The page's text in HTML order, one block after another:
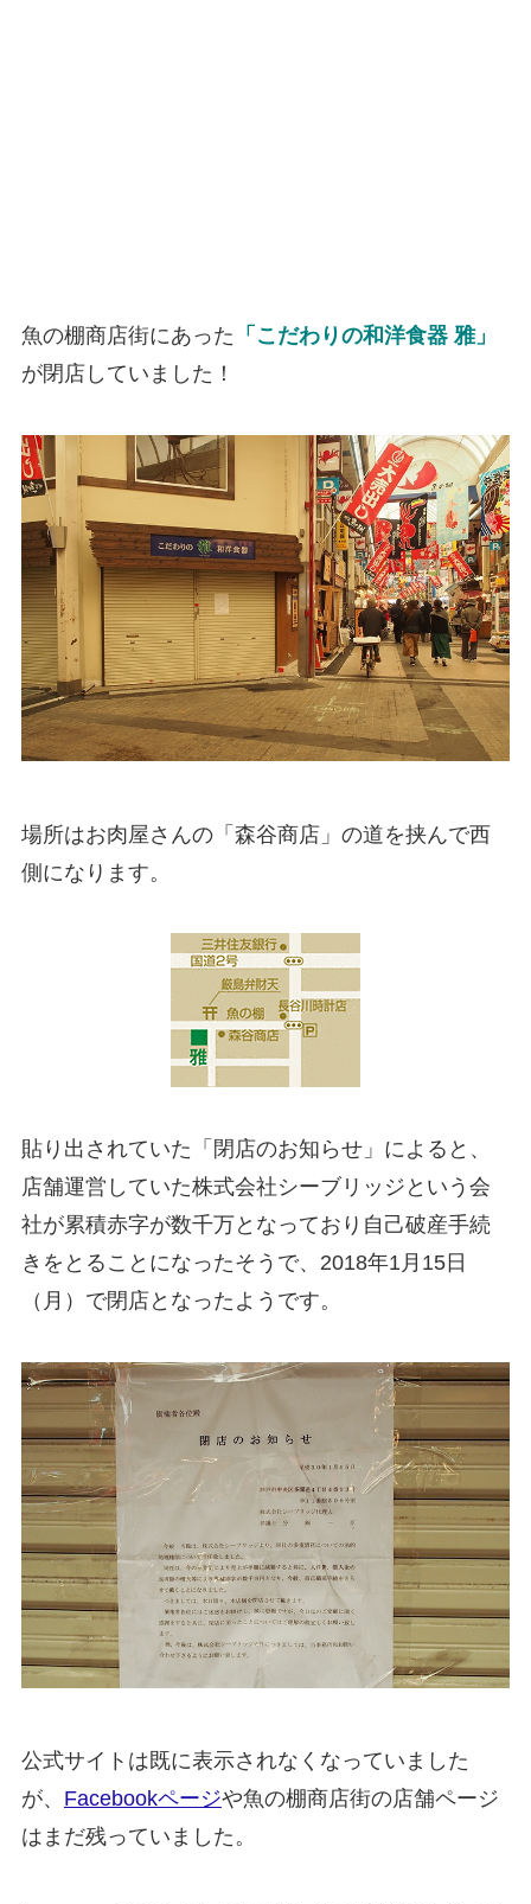
魚の棚商店街にあった 「こだわりの和洋食器 雅」
が閉店していました！
場所はお肉屋さんの「森谷商店」の道を挟んで西
側になります。
貼り出されていた「閉店のお知らせ」によると、
店舗運営していた株式会社シーブリッジという会
社が累積赤字が数千万となっており自己破産手続
きをとることになったそうで、2018年1月15日
（月）で閉店となったようです。
公式サイト は既に表示されなくなっていました
が、 Facebookページや魚の棚商店街の店舗ページ
はまだ残っていました。